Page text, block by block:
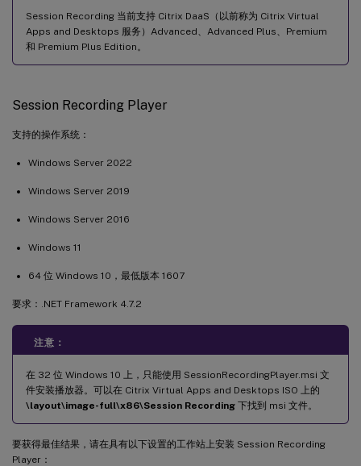
Session Recording 当前支持 Citrix DaaS（以前称为 Citrix Virtual
Apps and Desktops 服务）Advanced、Advanced Plus、Premium
和 Premium Plus Edition。
Session Recording Player
支持的操作系统：
Windows Server 2022
Windows Server 2019
Windows Server 2016
Windows 11
64 位 Windows 10，最低版本 1607
要求：.NET Framework 4.7.2
注意：
在 32 位 Windows 10 上，只能使用 SessionRecordingPlayer.msi 文
件安装播放器。可以在 Citrix Virtual Apps and Desktops ISO 上的
\layout\image-full\x86\Session Recording 下找到 msi 文件。
要获得最佳结果，请在具有以下设置的工作站上安装 Session Recording
Player：